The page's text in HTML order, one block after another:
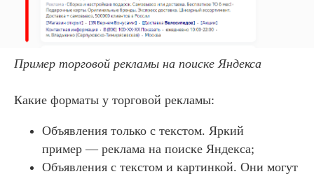
Пример торговой рекламы на поиске Яндекса
Какие форматы у торговой рекламы:
Объявления только с текстом. Яркий
пример — реклама на поиске Яндекса;
Объявления с текстом и картинкой. Они могут